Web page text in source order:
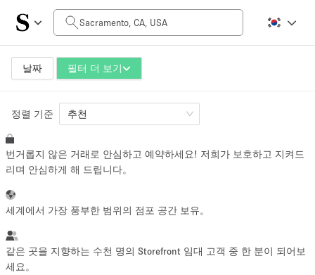
날짜 필터 더 보기
일일 비용
$0
공간 크기
100 sq ft 5000+ sq ft
~ 13 명
정렬 기준 추천
번거롭지 않은 거래로 안심하고 예약하세요! 저희가 보호하고 지켜드
리며 안심하게 해 드립니다。
세계에서 가장 풍부한 범위의 점포 공간 보유。
같은 곳을 지향하는 수천 명의 Storefront 임대 고객 중 한 분이 되어보
세요。